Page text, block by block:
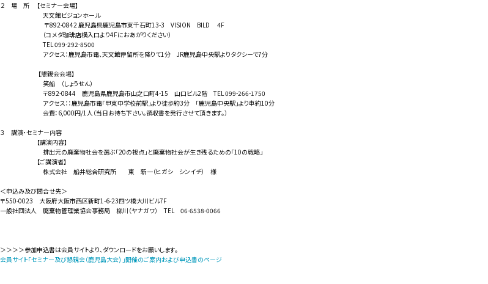
２ 場 所 【セミナー会場】
天文館ビジョンホール
〒892-0842 鹿児島県鹿児島市東千石町13-3 VISION BILD 4F
（コメダ珈琲店横入口より4Fにおあがりください）
TEL 099-292-8500
アクセス：鹿児島市電、天文館停留所を降りて1分 JR鹿児島中央駅よりタクシーで7分
【懇親会会場】
笑船 （しょうせん）
〒892-0844 鹿児島県鹿児島市山之口町4-15 山口ビル2階 TEL 099-266-1750
アクセス：：鹿児島市電「甲東中学校前駅」より徒歩約3分 「鹿児島中央駅」より車約10分
会費：6,000円/1人（当日お持ち下さい。領収書を発行させて頂きます。）
３ 講演・セミナー内容
【講演内容】
排出元の廃棄物社会を選ぶ「20の視点」と廃棄物社会が生き残るための「10の戦略」
【ご講演者】
株式会社 船井総合研究所 東 新一（ヒガシ シンイチ） 様
＜申込み及び問合せ先＞
〒550-0023 大阪府大阪市西区新町1-6-23四ツ橋大川ビル7F
一般社団法人 廃棄物管理業協会事務局 柳川（ヤナガワ） TEL 06-6538-0066
＞＞＞＞参加申込書は会員サイトより、ダウンロードをお願いします。
会員サイト「セミナー及び懇親会（鹿児島大会) 」開催のご案内および申込書のページ